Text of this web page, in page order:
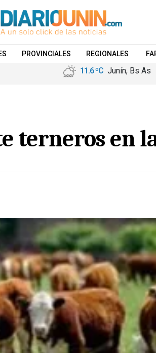
PROVINCIALES REGIONALES
11.6 ºC Junín, Bs As
terneros en